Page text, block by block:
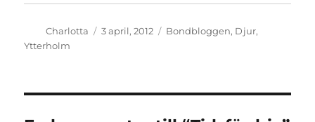
Författare
Charlotta
Publicerat
3 april, 2012 Kategorier
Bondbloggen, Djur,
Ytterholm